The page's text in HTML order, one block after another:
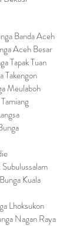
Banda Aceh
Aceh Besar
Tapak Tuan
Takengon
Meulaboh
Kuala
Lhoksukon
Nagan Raya